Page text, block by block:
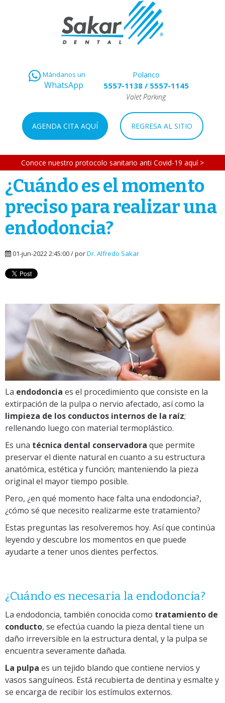
Mándanos un
WhatsApp
Polanco
5557-1138/ 5557-1145
Valet Parking
AGENDA CITA AQUÍ REGRESA AL SITIO
Conoce nuestro protocolo sanitario anti Covid-19 aquí >
¿Cuándo es el momento
preciso para realizar una
endodoncia?
01-jun-2022 2:45:00 / porDr. Alfredo Sakar
La endodoncia es el procedimiento que consiste en la
extirpación de la pulpa o nervio afectado, así como la
limpieza de los conductos internos de la raíz;
rellenando luego con material termoplástico.
Es una técnica dental conservadora que permite
preservar el diente natural en cuanto a su estructura
anatómica, estética y función; manteniendo la pieza
original el mayor tiempo posible.
Pero, ¿en qué momento hace falta una endodoncia?,
¿cómo sé que necesito realizarme este tratamiento?
Estas preguntas las resolveremos hoy. Así que continúa
leyendo y descubre los momentos en que puede
ayudarte a tener unos dientes perfectos.
¿Cuándo es necesaria la endodoncia?
La endodoncia, también conocida como tratamiento de
conducto, se efectúa cuando la pieza dental tiene un
daño irreversible en la estructura dental, y la pulpa se
encuentra severamente dañada.
La pulpa es un tejido blando que contiene nervios y
vasos sanguíneos. Está recubierta de dentina y esmalte y
se encarga de recibir los estímulos externos.